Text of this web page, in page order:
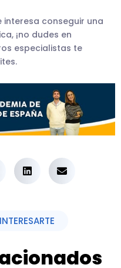
interesa conseguir una
¡no dudes en
especialistas te